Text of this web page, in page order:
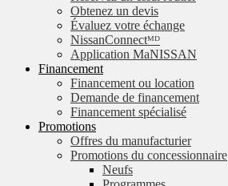
Obtenez un devis
Évaluez votre échange
NissanConnectᴹᴰ
Application MaNISSAN
Financement
Financement ou location
Demande de financement
Financement spécialisé
Promotions
Offres du manufacturier
Promotions du concessionnaire
Neufs